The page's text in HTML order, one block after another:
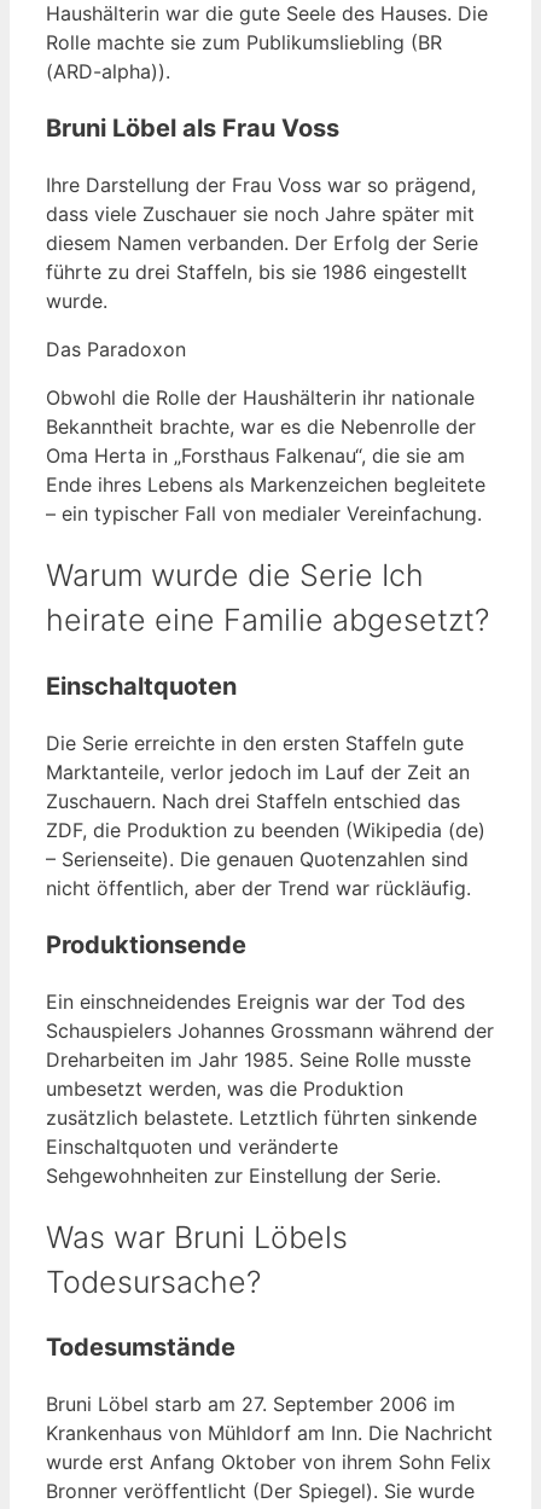
Haushälterin war die gute Seele des Hauses. Die
Rolle machte sie zum Publikumsliebling (BR
(ARD-alpha)).
Bruni Löbel als Frau Voss
Ihre Darstellung der Frau Voss war so prägend,
dass viele Zuschauer sie noch Jahre später mit
diesem Namen verbanden. Der Erfolg der Serie
führte zu drei Staffeln, bis sie 1986 eingestellt
wurde.
Das Paradoxon
Obwohl die Rolle der Haushälterin ihr nationale
Bekanntheit brachte, war es die Nebenrolle der
Oma Herta in „Forsthaus Falkenau“, die sie am
Ende ihres Lebens als Markenzeichen begleitete
– ein typischer Fall von medialer Vereinfachung.
Warum wurde die Serie Ich
heirate eine Familie abgesetzt?
Einschaltquoten
Die Serie erreichte in den ersten Staffeln gute
Marktanteile, verlor jedoch im Lauf der Zeit an
Zuschauern. Nach drei Staffeln entschied das
ZDF, die Produktion zu beenden (Wikipedia (de)
– Serienseite). Die genauen Quotenzahlen sind
nicht öffentlich, aber der Trend war rückläufig.
Produktionsende
Ein einschneidendes Ereignis war der Tod des
Schauspielers Johannes Grossmann während der
Dreharbeiten im Jahr 1985. Seine Rolle musste
umbesetzt werden, was die Produktion
zusätzlich belastete. Letztlich führten sinkende
Einschaltquoten und veränderte
Sehgewohnheiten zur Einstellung der Serie.
Was war Bruni Löbels
Todesursache?
Todesumstände
Bruni Löbel starb am 27. September 2006 im
Krankenhaus von Mühldorf am Inn. Die Nachricht
wurde erst Anfang Oktober von ihrem Sohn Felix
Bronner veröffentlicht (Der Spiegel). Sie wurde